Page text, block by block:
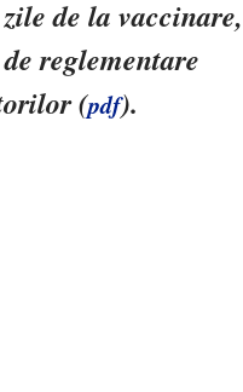
de la
reglementare
(pdf).